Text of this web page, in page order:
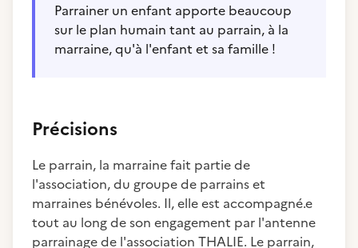
Parrainer un enfant apporte beaucoup
sur le plan humain tant au parrain, à la
marraine, qu'à l'enfant et sa famille !
Précisions
Le parrain, la marraine fait partie de
l'association, du groupe de parrains et
marraines bénévoles. Il, elle est accompagné.e
tout au long de son engagement par l'antenne
parrainage de l'association THALIE. Le parrain,